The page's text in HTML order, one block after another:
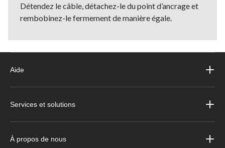
Détendez le câble, détachez-le du point d’ancrage et
rembobinez-le fermement de manière égale.
Aide
Services et solutions
À propos de nous